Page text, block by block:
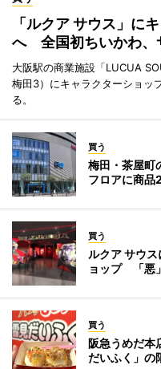
「ルクア サウス」に
へ 全国初ちいかわ、
大阪駅の商業施設「LUCUA
梅田3）にキャラクターショッ
る。
買う
梅田・茶屋
フロアに商
買う
ルクア サウ
ョップ 「悪
買う
阪急うめだ
だいふく」の